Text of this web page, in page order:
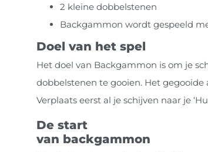
2 kleine dobbelstenen
Backgammon wordt gespeeld
Doel van het spel
Het doel van Backgammon is om je
dobbelstenen te gooien. Het
Verplaats eerst al je schijven naar je
De start
van backgammon